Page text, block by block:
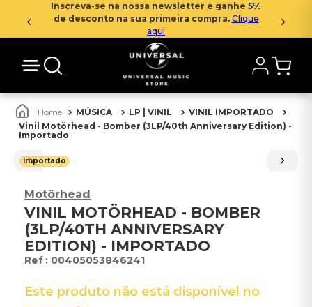
Inscreva-se na nossa newsletter e ganhe 5%
de desconto na sua primeira compra. Clique
aqui
MÚSICA LP | VINIL
VINIL IMPORTADO
Vinil Motörhead - Bomber (3LP/40th Anniversary Edition) -
Importado
Importado
Motörhead
VINIL MOTÖRHEAD - BOMBER
(3LP/40TH ANNIVERSARY
EDITION) - IMPORTADO
: 00405053846241
Este produto não está disponível no